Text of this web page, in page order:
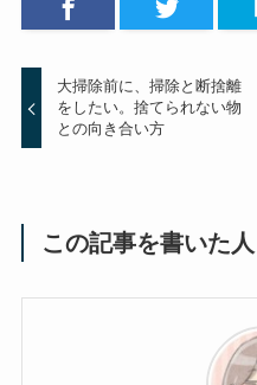
大掃除前に、掃除と断捨離
をしたい。捨てられない物
との向き合い方
この記事を書いた人